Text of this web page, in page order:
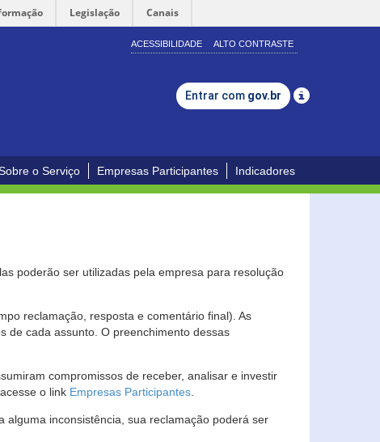
Legislação Canais
ACESSIBILIDADE ALTO CONTRASTE
Entrar com gov.br
o Serviço Empresas Participantes Indicadores
poderão ser utilizadas pela empresa para resolução
reclamação, resposta e comentário final). As
de cada assunto. O preenchimento dessas
compromissos de receber, analisar e investir
o link Empresas Participantes
inconsistência, sua reclamação poderá ser